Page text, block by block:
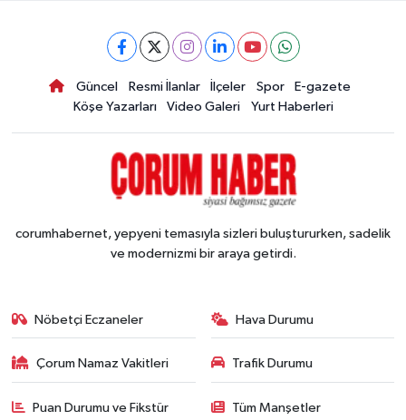
Güncel Resmi İlanlar İlçeler Spor
E-gazete
Köşe Yazarları
Video Galeri Yurt Haberleri
corumhabernet, yepyeni temasıyla sizleri buluştururken, sadelik
ve modernizmi bir araya getirdi.
Nöbetçi Eczaneler Hava Durumu
Çorum Namaz Vakitleri Trafik Durumu
Puan Durumu ve Fikstür Tüm Manşetler